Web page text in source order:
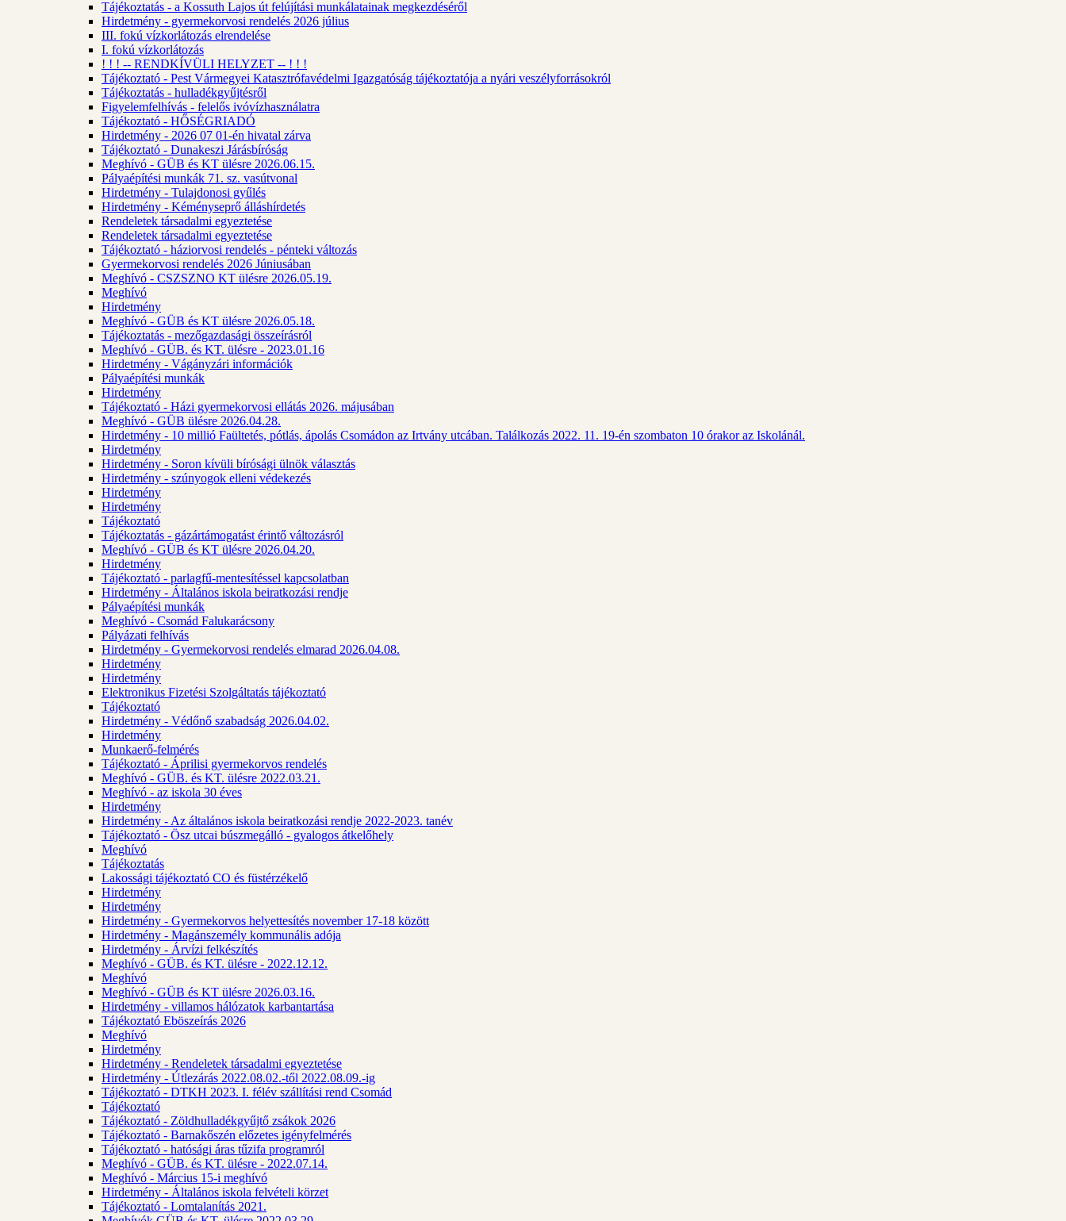
Tájékoztatás - a Kossuth Lajos út felújítási munkálatainak megkezdéséről
Hirdetmény - gyermekorvosi rendelés 2026 július
III. fokú vízkorlátozás elrendelése
I. fokú vízkorlátozás
! ! ! -- RENDKÍVÜLI HELYZET -- ! ! !
Tájékoztató - Pest Vármegyei Katasztrófavédelmi Igazgatóság tájékoztatója a nyári veszélyforrásokról
Tájékoztatás - hulladékgyűjtésről
Figyelemfelhívás - felelős ivóvízhasználatra
Tájékoztató - HŐSÉGRIADÓ
Hirdetmény - 2026 07 01-én hivatal zárva
Tájékoztató - Dunakeszi Járásbíróság
Meghívó - GÜB és KT ülésre 2026.06.15.
Pályaépítési munkák 71. sz. vasútvonal
Hirdetmény - Tulajdonosi gyűlés
Hirdetmény - Kéményseprő álláshírdetés
Rendeletek társadalmi egyeztetése
Rendeletek társadalmi egyeztetése
Tájékoztató - háziorvosi rendelés - pénteki változás
Gyermekorvosi rendelés 2026 Júniusában
Meghívó - CSZSZNO KT ülésre 2026.05.19.
Meghívó
Hirdetmény
Meghívó - GÜB és KT ülésre 2026.05.18.
Tájékoztatás - mezőgazdasági összeírásról
Meghívó - GÜB. és KT. ülésre - 2023.01.16
Hirdetmény - Vágányzári információk
Pályaépítési munkák
Hirdetmény
Tájékoztató - Házi gyermekorvosi ellátás 2026. májusában
Meghívó - GÜB ülésre 2026.04.28.
Hirdetmény - 10 millió Faültetés, pótlás, ápolás Csomádon az Irtvány utcában. Találkozás 2022. 11. 19-én szombaton 10 órakor az Iskolánál.
Hirdetmény
Hirdetmény - Soron kívüli bírósági ülnök választás
Hirdetmény - szúnyogok elleni védekezés
Hirdetmény
Hirdetmény
Tájékoztató
Tájékoztatás - gázártámogatást érintő változásról
Meghívó - GÜB és KT ülésre 2026.04.20.
Hirdetmény
Tájékoztató - parlagfű-mentesítéssel kapcsolatban
Hirdetmény - Általános iskola beiratkozási rendje
Pályaépítési munkák
Meghívó - Csomád Falukarácsony
Pályázati felhívás
Hirdetmény - Gyermekorvosi rendelés elmarad 2026.04.08.
Hirdetmény
Hirdetmény
Elektronikus Fizetési Szolgáltatás tájékoztató
Tájékoztató
Hirdetmény - Védőnő szabadság 2026.04.02.
Hirdetmény
Munkaerő-felmérés
Tájékoztató - Áprilisi gyermekorvos rendelés
Meghívó - GÜB. és KT. ülésre 2022.03.21.
Meghívó - az iskola 30 éves
Hirdetmény
Hirdetmény - Az általános iskola beiratkozási rendje 2022-2023. tanév
Tájékoztató - Ösz utcai búszmegálló - gyalogos átkelőhely
Meghívó
Tájékoztatás
Lakossági tájékoztató CO és füstérzékelő
Hirdetmény
Hirdetmény
Hirdetmény - Gyermekorvos helyettesítés november 17-18 között
Hirdetmény - Magánszemély kommunális adója
Hirdetmény - Árvízi felkészítés
Meghívó - GÜB. és KT. ülésre - 2022.12.12.
Meghívó
Meghívó - GÜB és KT ülésre 2026.03.16.
Hirdetmény - villamos hálózatok karbantartása
Tájékoztató Eböszeírás 2026
Meghívó
Hirdetmény
Hirdetmény - Rendeletek társadalmi egyeztetése
Hirdetmény - Útlezárás 2022.08.02.-től 2022.08.09.-ig
Tájékoztató - DTKH 2023. I. félév szállítási rend Csomád
Tájékoztató
Tájékoztató - Zöldhulladékgyűjtő zsákok 2026
Tájékoztató - Barnakőszén előzetes igényfelmérés
Tájékoztató - hatósági áras tűzifa programról
Meghívó - GÜB. és KT. ülésre - 2022.07.14.
Meghívó - Március 15-i meghívó
Hirdetmény - Általános iskola felvételi körzet
Tájékoztató - Lomtalanítás 2021.